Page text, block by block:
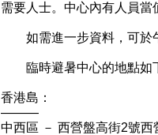
需要人士。中心內有人員當
如需進一步資料，可於午
臨時避暑中心的地點如
香港島：
———
中西區 － 西營盤高街2號